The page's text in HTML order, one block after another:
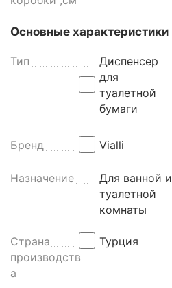
с
р
у
л
о
Основные характеристики
Тип
Диспенсер
для
туалетной
бумаги
Бренд Vialli
Назначение
Для ванной и
туалетной
комнаты
Страна
производств
а
Турция